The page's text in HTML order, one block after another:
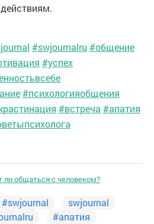
#swjournalru #общение
#успех
#психологияобщения
#встреча #апатия
ли общаться с человеком?
#swjournal
swjournal
#апатия